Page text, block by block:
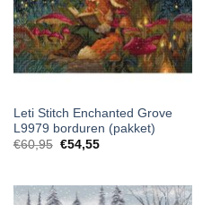
Leti Stitch Enchanted Grove
L9979 borduren (pakket)
€60,95 €54,55